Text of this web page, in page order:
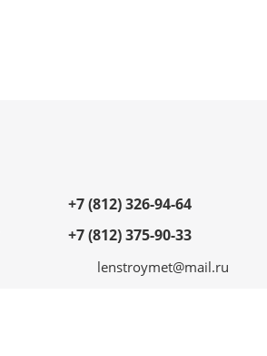
+7 (812) 326-94-64
+7 (812) 375-90-33
lenstroymet@mail.ru